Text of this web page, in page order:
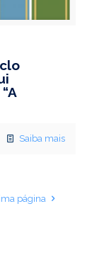
Saiba mais
página